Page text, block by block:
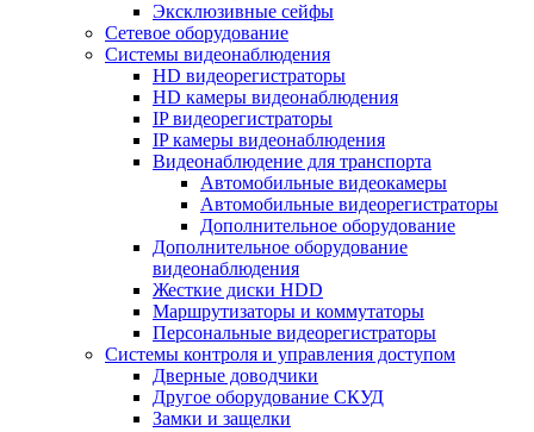
Эксклюзивные сейфы
Сетевое оборудование
Системы видеонаблюдения
HD видеорегистраторы
HD камеры видеонаблюдения
IP видеорегистраторы
IP камеры видеонаблюдения
Видеонаблюдение для транспорта
Автомобильные видеокамеры
Автомобильные видеорегистраторы
Дополнительное оборудование
Дополнительное оборудование
видеонаблюдения
Жесткие диски HDD
Маршрутизаторы и коммутаторы
Персональные видеорегистраторы
Системы контроля и управления доступом
Дверные доводчики
Другое оборудование СКУД
Замки и защелки